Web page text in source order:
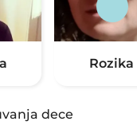
Rozika
dece